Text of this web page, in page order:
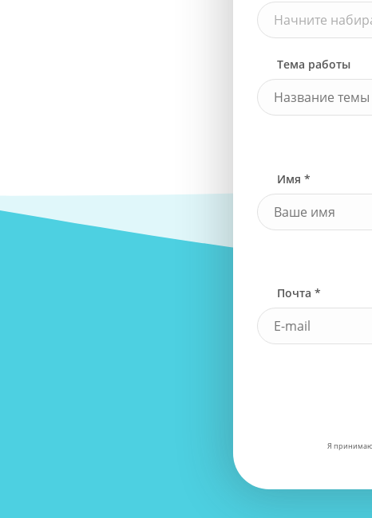
Начните
Тема работы
Имя *
Почта *
Я принимаю